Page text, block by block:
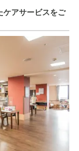
ケアサービスをご